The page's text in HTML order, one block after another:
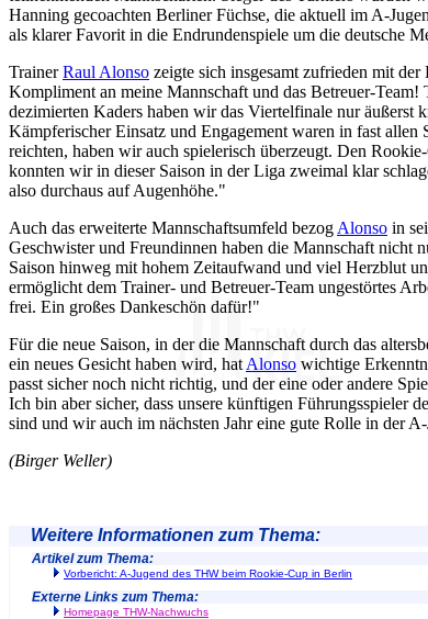
Hanning gecoachten Berliner Füchse, die aktuell im A-
als klarer Favorit in die Endrundenspiele um die deutsche
TrainerRaul Alonso zeigte sich insgesamt zufrieden mit
Kompliment an meine Mannschaft und das Betreuer-Team!
dezimierten Kaders haben wir das Viertelfinale nur äußerst
Kämpferischer Einsatz und Engagement waren in fast
reichten, haben wir auch spielerisch überzeugt. Den
konnten wir in dieser Saison in der Liga zweimal klar
also durchaus auf Augenhöhe."
Auch das erweiterte Mannschaftsumfeld bezog Alonso in
Geschwister und Freundinnen haben die Mannschaft nicht
Saison hinweg mit hohem Zeitaufwand und viel Herzblut
ermöglicht dem Trainer- und Betreuer-Team ungestörtes
frei. Ein großes Dankeschön dafür!"
Für die neue Saison, in der die Mannschaft durch das
ein neues Gesicht haben wird, hat Alonso wichtige
passt sicher noch nicht richtig, und der eine oder andere
Ich bin aber sicher, dass unsere künftigen Führungsspieler
sind und wir auch im nächsten Jahr eine gute Rolle in der
(Birger Weller)
Weitere Informationen zum Thema:
Artikel zum Thema:
Vorbericht: A-Jugend des THW beim Rookie-Cup in Berlin
Externe Links zum Thema:
Homepage THW-Nachwuchs